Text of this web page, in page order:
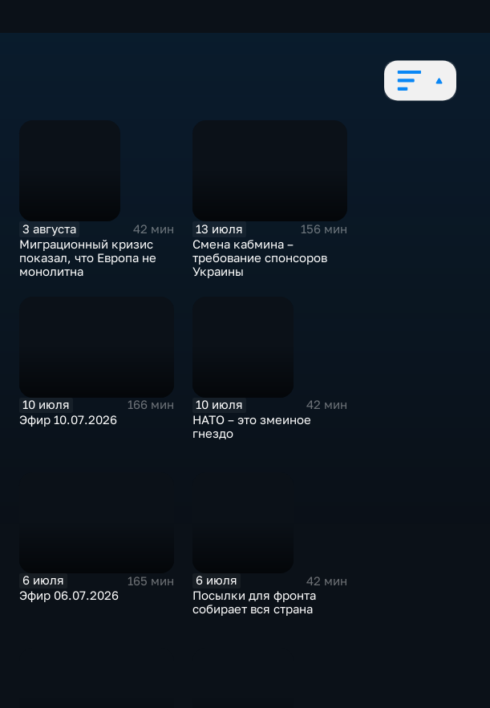
3 августа
42 мин
Миграционный кризис
показал, что Европа не
монолитна
13 июля
156 мин
Смена кабмина –
требование спонсоров
Украины
10 июля
166 мин
Эфир 10.07.2026
10 июля
42 мин
НАТО – это змеиное
гнездо
6 июля
165 мин
Эфир 06.07.2026
6 июля
42 мин
Посылки для фронта
собирает вся страна